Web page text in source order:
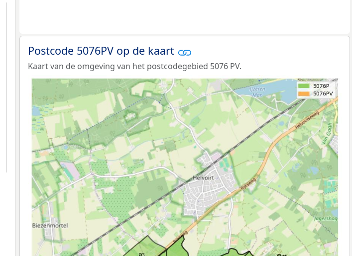
Postcode 5076PV op de kaart
Kaart van de omgeving van het postcodegebied 5076 PV.